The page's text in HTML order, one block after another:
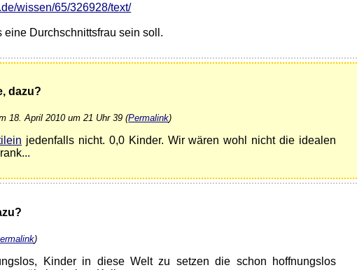
wissen/65/326928/text/
eine Durchschnittsfrau sein soll.
dazu?
18. April 2010 um 21 Uhr 39 (Permalink)
jedenfalls nicht. 0,0 Kinder. Wir wären wohl nicht die idealen
)
Kinder in diese Welt zu setzen die schon hoffnungslos